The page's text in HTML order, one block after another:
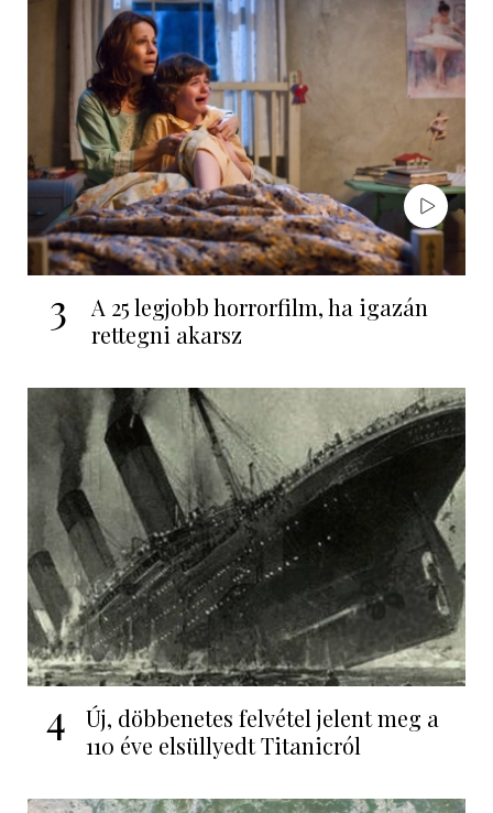
3
A 25 legjobb horrorfilm, ha igazán
rettegni akarsz
4
Új, döbbenetes felvétel jelent meg a
110 éve elsüllyedt Titanicról